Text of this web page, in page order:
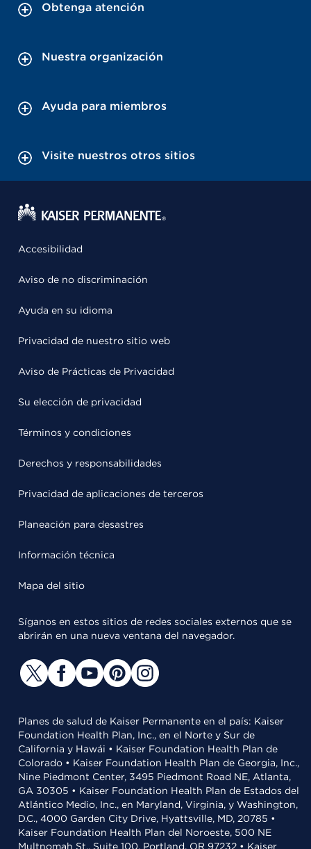
Obtenga atención
Nuestra organización
Ayuda para miembros
Visite nuestros otros sitios
Accesibilidad
Aviso de no discriminación
Ayuda en su idioma
Privacidad de nuestro sitio web
Aviso de Prácticas de Privacidad
Su elección de privacidad
Términos y condiciones
Derechos y responsabilidades
Privacidad de aplicaciones de terceros
Planeación para desastres
Información técnica
Mapa del sitio
Síganos en estos sitios de redes sociales externos que se
abrirán en una nueva ventana del navegador.
Planes de salud de Kaiser Permanente en el país: Kaiser
Foundation Health Plan, Inc., en el Norte y Sur de
California y Hawái • Kaiser Foundation Health Plan de
Colorado • Kaiser Foundation Health Plan de Georgia, Inc.,
Nine Piedmont Center, 3495 Piedmont Road NE, Atlanta,
GA 30305 • Kaiser Foundation Health Plan de Estados del
Atlántico Medio, Inc., en Maryland, Virginia, y Washington,
D.C., 4000 Garden City Drive, Hyattsville, MD, 20785 •
Kaiser Foundation Health Plan del Noroeste, 500 NE
Multnomah St., Suite 100, Portland, OR 97232 • Kaiser